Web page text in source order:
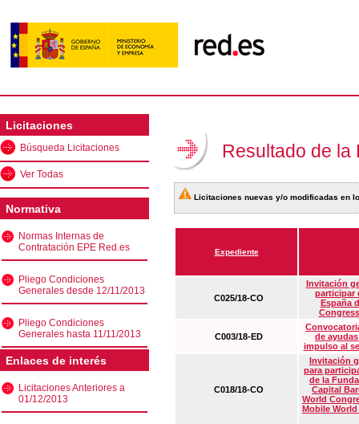
Licitaciones
Búsqueda Licitaciones
Ver Todas
Normativa
Normas Internas de
Contratación EPE Red.es
Pliego Condiciones
Generales desde 12/11/2013
Pliego Condiciones
Generales hasta 11/11/2013
Enlaces de interés
Licitaciones Anteriores a
01/12/2013
Resultado de la
Licitaciones nuevas y/o modificadas en
Expediente
C025/18-CO
Invitación
participar
España
C003/18-ED
de
impulso al
C018/18-CO
Invitación
para
de la
Capital
World
Mobile